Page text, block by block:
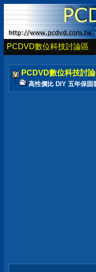
PCDVD數位科技討論區
PCDVD數位科技討
高性價比 DIY 五年保固